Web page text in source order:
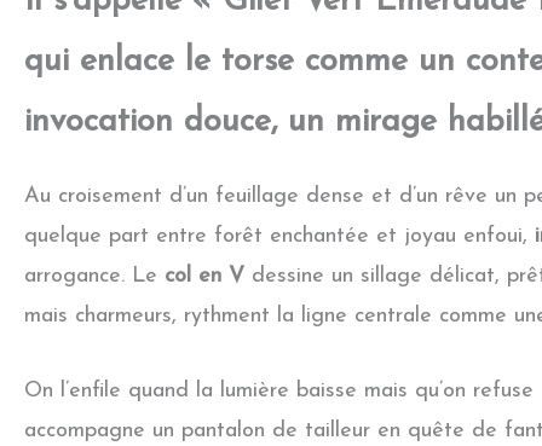
qui enlace le torse comme un
invocation douce, un mirage
Au croisement d’un feuillage dense et d’un rêve un
quelque part entre forêt enchantée et joyau enfoui,
arrogance. Le col en V dessine un sillage délicat,
mais charmeurs, rythment la ligne centrale comme
On l’enfile quand la lumière baisse mais qu’on
accompagne un pantalon de tailleur en quête de